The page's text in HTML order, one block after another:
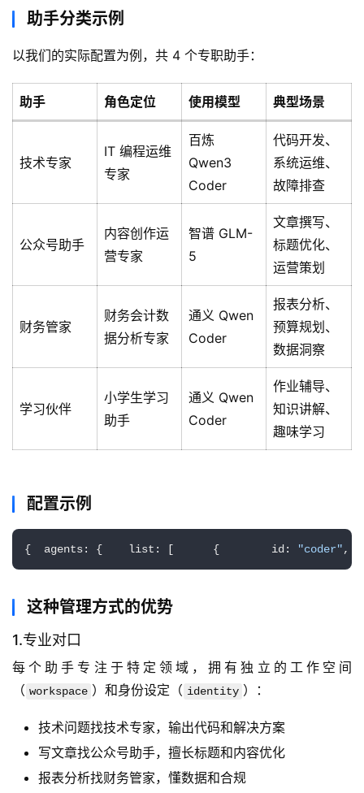
助手分类示例
以我们的实际配置为例，共 4 个专职助手：
助手 角色定位 使用模型 典型场景
技术专家
IT 编程运维
专家
百炼
Qwen3
Coder
代码开发、
系统运维、
故障排查
公众号助手
内容创作运
营专家
智谱 GLM-
5
文章撰写、
标题优化、
运营策划
财务管家
财务会计数
据分析专家
通义 Qwen
Coder
报表分析、
预算规划、
数据洞察
学习伙伴
小学生学习
助手
通义 Qwen
Coder
作业辅导、
知识讲解、
趣味学习
配置示例
{  agents: {    list: [      {        id: "coder",
这种管理方式的优势
1.专业对口
每个助手专注于特定领域，拥有独立的工作空间
（ workspace ）和身份设定（ identity ）：
技术问题找技术专家，输出代码和解决方案
写文章找公众号助手，擅长标题和内容优化
报表分析找财务管家，懂数据和合规